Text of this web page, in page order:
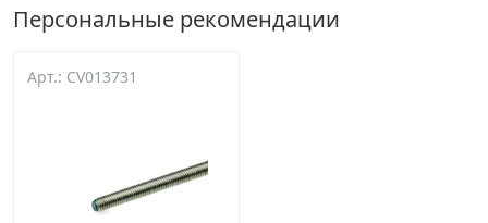
Персональные рекомендации
Арт.: CV013731